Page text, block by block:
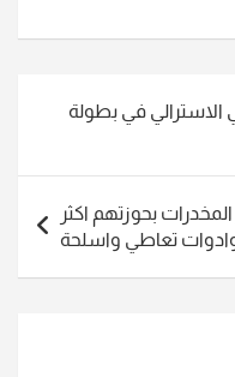
الاسترالي في بطولة
تُطيح بـ 6 من تجار المخدرات بحوزتهم اكثر
تعاطي واسلحة